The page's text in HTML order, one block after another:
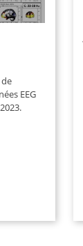
EEG